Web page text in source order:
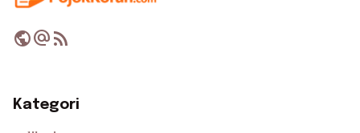
publicalternate_emailrss_feed
Kategori